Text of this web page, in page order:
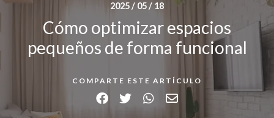
2025 / 05 / 18
Cómo optimizar espacios
pequeños de forma funcional
COMPARTE ESTE ARTÍCULO